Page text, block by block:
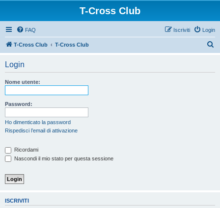
T-Cross Club
FAQ Login
Iscriviti
T-Cross Club T-Cross Club
Login
Nome utente:
Password:
Ho dimenticato la password
Rispedisci l’email di attivazione
Ricordami
Nascondi il mio stato per questa sessione
ISCRIVITI